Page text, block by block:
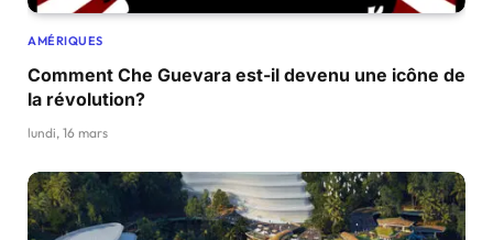
AMÉRIQUES
Comment Che Guevara est-il devenu une icône de
la révolution?
lundi, 16 mars